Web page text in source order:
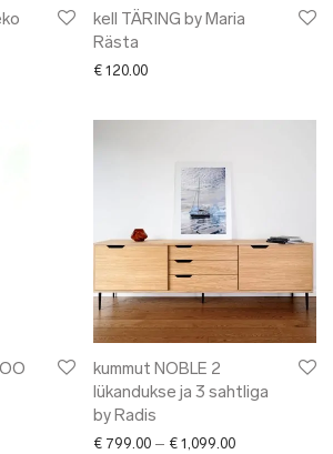
range: € 280.00 through € 435.00
kell TÄRING by Maria
Rästa
€ 120.00
kummut NOBLE 2
lükandukse ja 3 sahtliga
by Radis
€ 799.00 – € 1,099.00Price range: €